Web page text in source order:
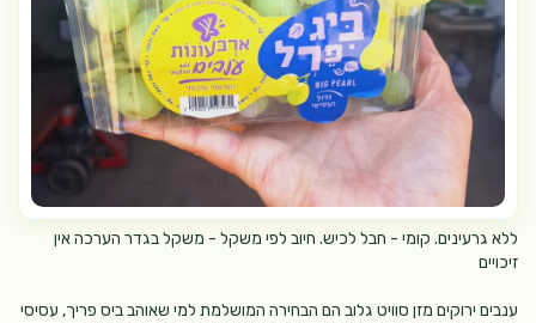
ללא גרעינים. קומי - חבל לכיש. חיוב לפי משקל - משקל בגדר הערכה אין
זיכויים
ענבים ירוקים מזן סוויט גלוב הם הבחירה המושלמת למי שאוהב ביס פריך, עסיסי